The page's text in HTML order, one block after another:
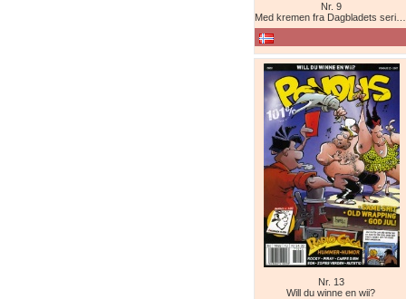
Nr. 9
Med kremen fra Dagbladets seriekonk!
Nr. 13
Will du winne en wii?